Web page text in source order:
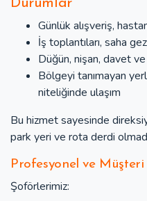
Günlük alışveriş,
İş toplantıları, saha
Düğün, nişan, davet
Bölgeyi tanımayan
niteliğinde ulaşım
Bu hizmet sayesinde
park yeri ve rota derdi
Profesyonel ve
Şoförlerimiz: